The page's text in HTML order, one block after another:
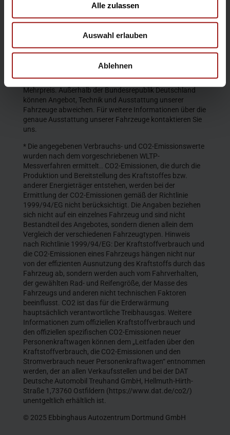
Alle zulassen
Auswahl erlauben
Ablehnen
Die Produktbeschreibungen und Abbildungen enthalten
teilweise auch Sonderausstattungen, die nicht zum
entspricht dem Stand bei Veröffentlichung. Wir behalten
Die abgebildeten Farben geben den wirklichen Farbton nur
annähernd wieder. Gezeigte Sonderausstattungen gegen
Mehrpreis. Außerhalb der Bundesrepublik Deutschland
können Angebot, Technik und Ausstattung unserer
Fahrzeuge abweichen. Für weitere Informationen über die
genaue Ausstattung unserer Fahrzeuge kontaktieren Sie
uns.
* Die angegebenen Verbrauchs- und CO2-Emissionswerte
wurden nach dem vorgeschriebenen WLTP-
Messverfahren ermittelt.. CO2-Emissionen, die durch die
Produktion und Bereitstellung des Kraftstoffes bzw.
anderer Energieträger entstehen, werden bei der
Ermittlung der CO2-Emissionen gemäß der Richtlinie
1999/94/EG nicht berücksichtigt. Die Angaben beziehen
sich nicht auf ein einzelnes Fahrzeug und sind nicht
Bestandteil des Angebotes, sondern dienen allein dem
Vergleich der verschiedenen Fahrzeugtypen. Hinweis
nach Richtlinie 1999/94/EG: Der Kraftstoffverbrauch und
die CO2-Emissionen eines Fahrzeugs hängen nicht nur
von der effizienten Ausnutzung des Kraftstoffs durch das
Fahrzeug ab, sondern werden auch vom Fahrverhalten,
der gewählten Rad- und Reifengröße, der Masse des
Fahrzeugs und anderen nicht technischen Faktoren
beeinflusst. CO2 ist das für die Erderwärmung
hauptsächlich verantwortliche Treibhausgas. Weitere
Informationen zum offiziellen Kraftstoffverbrauch und
den offiziellen spezifischen CO2-Emissionen neuer
Personenkraftwagen können dem „Leitfaden über den
Kraftstoffverbrauch, die CO2-Emissionen und den
Stromverbrauch neuer Personenkraftwagen“ entnommen
werden, der an allen Verkaufsstellen und bei der DAT
Deutsche Automobil Treuhand GmbH, Hellmuth-Hirth-
Straße 1,73760 Ostfildern (https://www.dat.de/co2/)
unentgeltlich erhältlich ist.
© 2025 Ebbinghaus Autozentrum Dortmund GmbH